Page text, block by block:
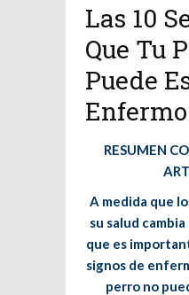
Las 10
Que Tu
Puede
Enfermo
RESUMEN
A medida que
su salud
que es
signos de
perro no